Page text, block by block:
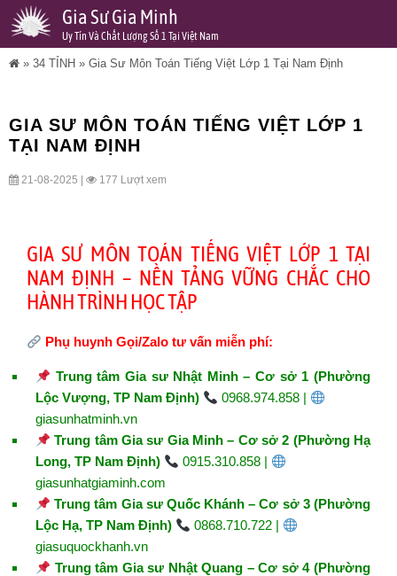
Gia Sư Gia Minh
Uy Tín Và Chất Lượng Số 1 Tại Việt Nam
» 34 TỈNH » Gia Sư Môn Toán Tiếng Việt Lớp 1 Tại Nam Định
GIA SƯ MÔN TOÁN TIẾNG VIỆT LỚP 1
TẠI NAM ĐỊNH
21-08-2025 | 177 Lượt xem
GIA SƯ MÔN TOÁN TIẾNG VIỆT LỚP 1 TẠI
NAM ĐỊNH – NỀN TẢNG VỮNG CHẮC CHO
HÀNH TRÌNH HỌC TẬP
Phụ huynh Gọi/Zalo tư vấn miễn phí:
Trung tâm Gia sư Nhật Minh – Cơ sở 1 (Phường
Lộc Vượng, TP Nam Định)
0968.974.858 |
giasunhatminh.vn
Trung tâm Gia sư Gia Minh – Cơ sở 2 (Phường Hạ
Long, TP Nam Định)
0915.310.858 |
giasunhatgiaminh.com
Trung tâm Gia sư Quốc Khánh – Cơ sở 3 (Phường
Lộc Hạ, TP Nam Định)
0868.710.722 |
giasuquockhanh.vn
Trung tâm Gia sư Nhật Quang – Cơ sở 4 (Phường